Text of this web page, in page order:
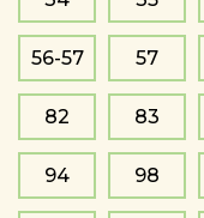
56-57 57
82 83
94 98